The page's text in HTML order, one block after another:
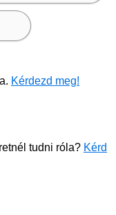
Kérdezd meg!
tudni róla? Kérd